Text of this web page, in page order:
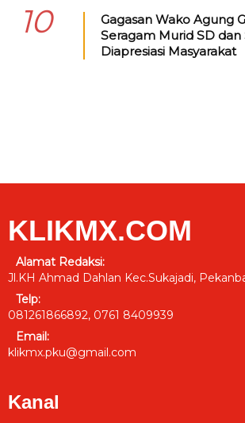
10
Gagasan Wako Agung
Seragam Murid SD dan
Diapresiasi Masyarakat
KLIKMX.COM
Alamat Redaksi:
Jl.KH Ahmad Dahlan Kec.Sukajadi,
Telp:
081261866892, 0761 8409939
Email:
klikmx.pku@gmail.com
Kanal